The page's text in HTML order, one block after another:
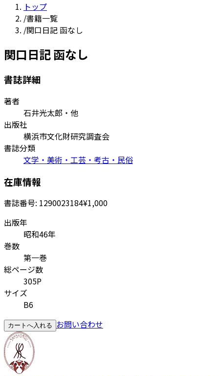
トップ
/書籍一覧
/関口日記 函なし
関口日記 函なし
書誌詳細
著者
石井光太郎・他
出版社
横浜市文化財研究調査会
書誌分類
文学・美術・工芸・考古・民俗
在庫情報
書誌番号: 1290023184¥1,000
出版年
昭和46年
巻数
第一巻
総ページ数
305P
サイズ
B6
カートへ入れる お問い合わせ